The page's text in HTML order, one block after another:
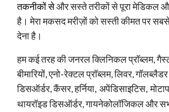
तकनीकों सेऔर सस्ते तरीकों से पूरा मेडिकल
है। मेरा मकसद मरीज़ों को सस्ती कीमत पर
देना है।
हम कई तरह की जनरल क्लिनिकल प्रॉब्लम,
बीमारियों, एनो-रेक्टल प्रॉब्लम, लिवर,
डिसऑर्डर, कैंसर,हर्निया, अपेंडिसाइटिस,
थायरॉइड डिसऑर्डर, गायनेकोलॉजिकल और